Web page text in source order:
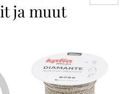
ja muut